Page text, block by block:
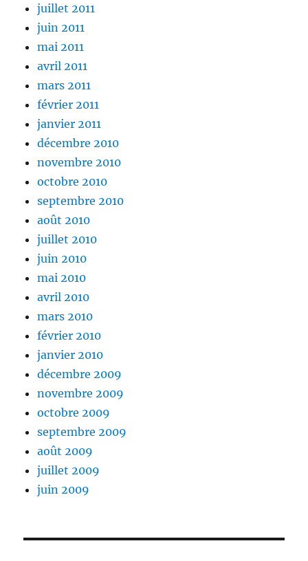
juillet 2011
juin 2011
mai 2011
avril 2011
mars 2011
février 2011
janvier 2011
décembre 2010
novembre 2010
octobre 2010
septembre 2010
août 2010
juillet 2010
juin 2010
mai 2010
avril 2010
mars 2010
février 2010
janvier 2010
décembre 2009
novembre 2009
octobre 2009
septembre 2009
août 2009
juillet 2009
juin 2009